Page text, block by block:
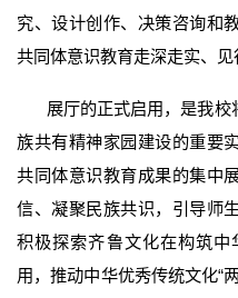
究、设计创作、决策咨询和
共同体意识教育走深走实、见
展厅的正式启用，是我
族共有精神家园建设的重要
共同体意识教育成果的集中
信、凝聚民族共识，引导师
积极探索齐鲁文化在构筑
用，推动中华优秀传统文化“